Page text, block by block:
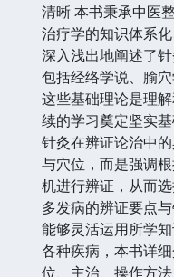
清晰 本书秉承中医
治疗学的知识体系
深入浅出地阐述了
包括经络学说、腧
这些基础理论是理
续的学习奠定坚实
针灸在辨证论治中
与穴位，而是强调
机进行辨证，从而
多发病的辨证要点
能够灵活运用所学
各种疾病，本书详
位、主治、操作方